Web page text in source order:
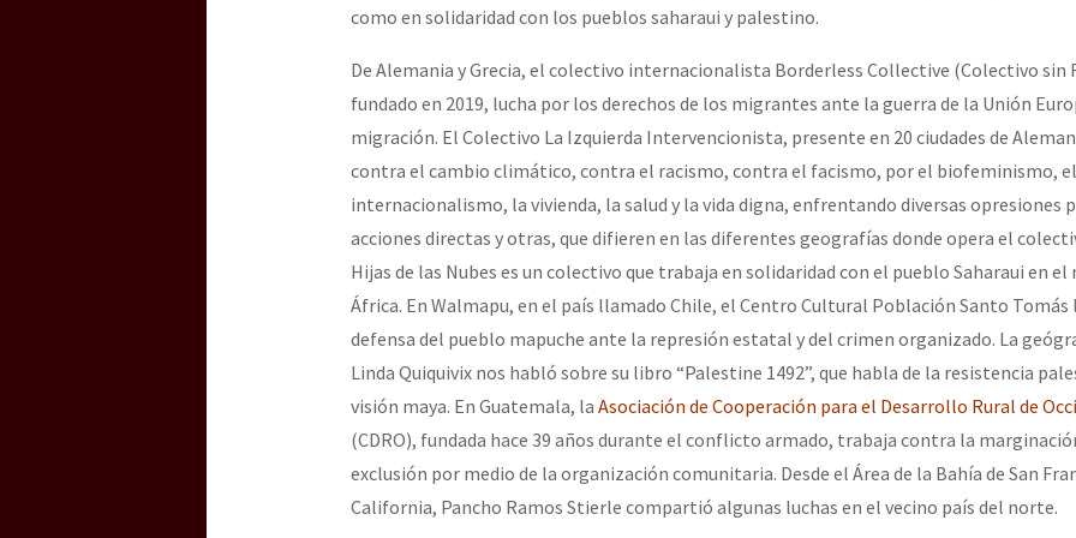
Dia 2 do Encontro “Guerra contra a Humanidad”
Dia 1: Encontro “Guerra contra a Humanidade”
[CDMX – 20 julio] Jornadas globales por la libertad de Jesús Plácido Galindo y el alto a la
“Sonhando a Terra do Bem Virá” se publica no Estado Espanhol
Se o México sabe, que o mundo saiba! Nossas lutas pela memória, a justiça e a dignidade
como en solidaridad con los pueblos saharaui y palestino.
De Alemania y Grecia, el colectivo internacionalista Borderless Collective (Colectivo sin
fundado en 2019, lucha por los derechos de los migrantes ante la guerra de la Unión
migración. El Colectivo La Izquierda Intervencionista, presente en 20 ciudades de
contra el cambio climático, contra el racismo, contra el facismo, por el biofeminismo, el
internacionalismo, la vivienda, la salud y la vida digna, enfrentando diversas opresiones
acciones directas y otras, que difieren en las diferentes geografías donde opera el
Hijas de las Nubes es un colectivo que trabaja en solidaridad con el pueblo Saharaui en el
África. En Walmapu, en el país llamado Chile, el Centro Cultural Población Santo Tomás
defensa del pueblo mapuche ante la represión estatal y del crimen organizado. La
Linda Quiquivix nos habló sobre su libro “Palestine 1492”, que habla de la resistencia
visión maya. En Guatemala, la Asociación de Cooperación para el Desarrollo Rural de
(CDRO), fundada hace 39 años durante el conflicto armado, trabaja contra la
exclusión por medio de la organización comunitaria. Desde el Área de la Bahía de San
California, Pancho Ramos Stierle compartió algunas luchas en el vecino país del norte.